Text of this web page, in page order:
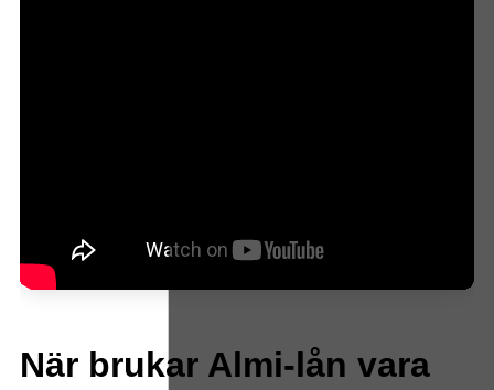
När brukar Almi-lån vara